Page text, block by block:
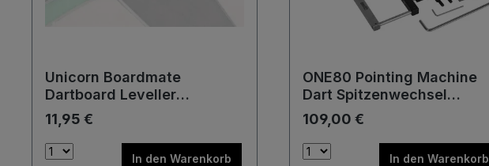
Unicorn Boardmate
Dartboard Leveller
Wasserwaage zum
Ausrichten des Dartboards
Zubehör Dartboard
11,95 €
In den Warenkorb
ONE80 Pointing Machine
Dart Spitzenwechsel
Maschine Repointer
Werkzeug
109,00 €
In den Warenkorb